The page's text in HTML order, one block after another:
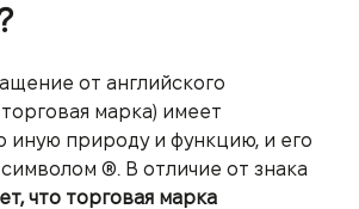
от английского
марка) имеет
иную природу и функцию, и его
®. В отличие от знака
что торговая марка